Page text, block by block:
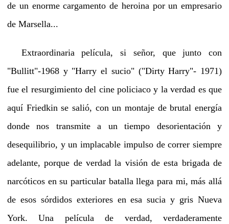
de un enorme cargamento de heroina por un empresario
de Marsella...
Extraordinaria película, si señor, que junto con
"Bullitt"-1968 y "Harry el sucio" ("Dirty Harry"- 1971)
fue el resurgimiento del cine policiaco y la verdad es que
aquí Friedkin se salió, con un montaje de brutal energía
donde nos transmite a un tiempo desorientación y
desequilibrio, y un implacable impulso de correr siempre
adelante, porque de verdad la visión de esta brigada de
narcóticos en su particular batalla llega para mi, más allá
de esos sórdidos exteriores en esa sucia y gris Nueva
York. Una película de verdad, verdaderamente